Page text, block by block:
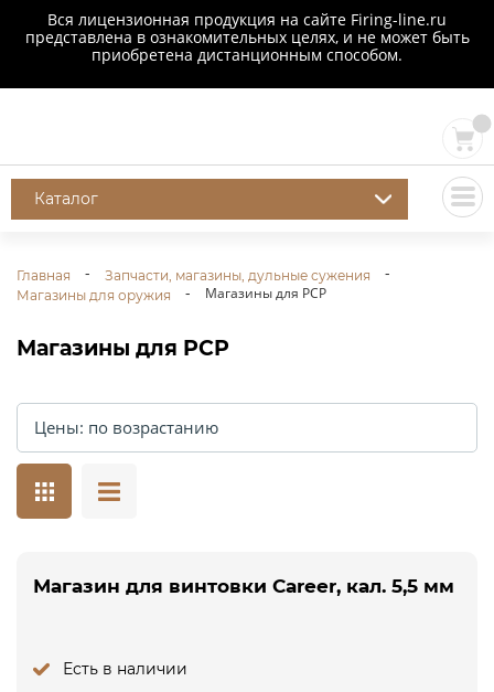
Вся лицензионная продукция на сайте Firing-line.ru
представлена в ознакомительных целях, и не может быть
приобретена дистанционным способом.
Каталог
Главная
Запчасти, магазины, дульные сужения
Магазины для оружия
Магазины для PCP
Магазины для PCP
Магазин для винтовки Career, кал. 5,5 мм
Есть в наличии